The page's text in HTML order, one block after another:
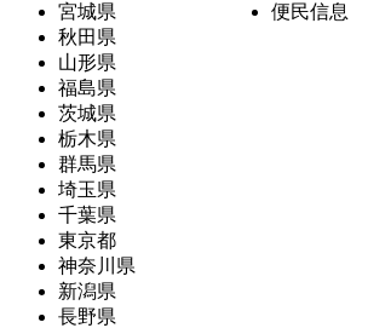
宮城県
秋田県
山形県
福島県
茨城県
栃木県
群馬県
埼玉県
千葉県
東京都
神奈川県
新潟県
長野県
便民信息